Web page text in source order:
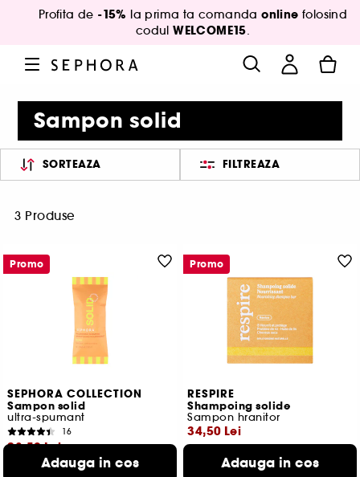
Profita de -15% la prima ta comandaonline folosind
codulWELCOME15.
Sampon solid
SORTEAZA FILTREAZA
3 Produse
SEPHORA COLLECTION
Sampon solid
ultra-spumant
16
28,50 Lei
Cel mai mic pret:41,00 Lei -30.5%
Adauga in cos
Promo
RESPIRE
Shampoing solide
Sampon hranitor
34,50 Lei
46,00 Lei
46,00 Lei /100g
Adauga in cos
Promo